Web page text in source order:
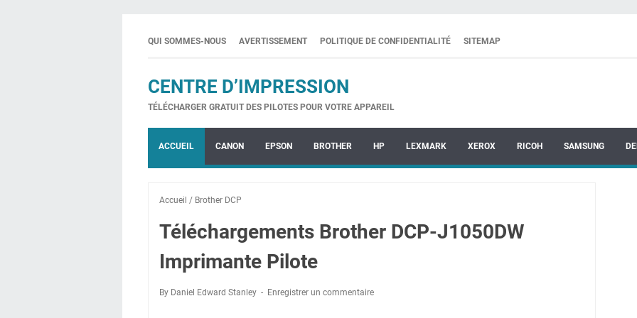
QUI SOMMES-NOUS AVERTISSEMENT POLITIQUE DE CONFIDENTIALITÉ SITEMAP
CENTRE D’IMPRESSION
TÉLÉCHARGER GRATUIT DES PILOTES POUR VOTRE APPAREIL
ACCUEIL CANON EPSON BROTHER HP LEXMARK XEROX RICOH SAMSUNG
Accueil / Brother DCP
Téléchargements Brother DCP-J1050DW
Imprimante Pilote
By Daniel Edward Stanley Enregistrer un commentaire